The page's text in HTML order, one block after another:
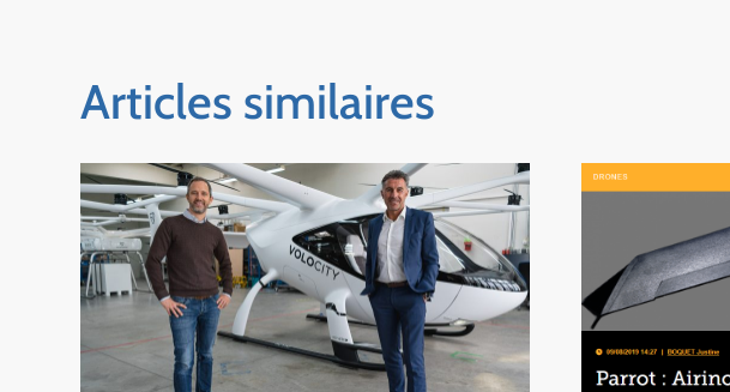
Articles similaires